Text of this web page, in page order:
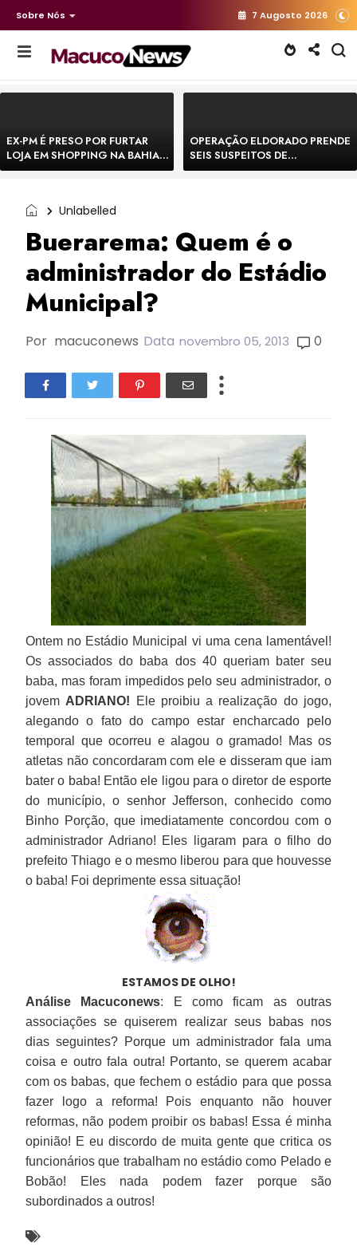
Sobre Nós 7 Augosto 2026
EX-PM É PRESO POR FURTAR
LOJA EM SHOPPING NA BAHIA E
ESCAPA CORRENDO DE
OPERAÇÃO ELDORADO PRENDE
SEIS SUSPEITOS DE
MOVIMENTAR R$ 25 MILHÕES
Unlabelled
Buerarema: Quem é o
administrador do Estádio
Municipal?
Por macuconews Data novembro 05, 2013 0
Ontem no Estádio Municipal vi uma cena lamentável!
Os associados do baba dos 40 queriam bater seu
baba, mas foram impedidos pelo seu administrador, o
jovem ADRIANO!
Ele proibiu a realização do jogo,
alegando o fato do campo estar encharcado pelo
temporal que ocorreu e alagou o gramado! Mas os
atletas não concordaram com ele e disseram que iam
bater o baba! Então ele ligou para o diretor de esporte
do município, o senhor Jefferson, conhecido como
Binho Porção, que imediatamente concordou com o
administrador Adriano! Eles ligaram para o filho do
prefeito Thiago e o mesmo liberou para que houvesse
o baba! Foi deprimente essa situação!
ESTAMOS DE OLHO!
Análise Macuconews: E como ficam as outras
associações se quiserem realizar seus babas nos
dias seguintes? Porque um administrador fala uma
coisa e outro fala outra! Portanto, se querem acabar
com os babas, que fechem o estádio para que possa
fazer logo a reforma! Pois enquanto não houver
reformas, não podem proibir os babas! Essa é minha
opinião! E eu discordo de muita gente que critica os
funcionários que trabalham no estádio como Pelado e
Bobão! Eles nada podem fazer porque são
subordinados a outros!